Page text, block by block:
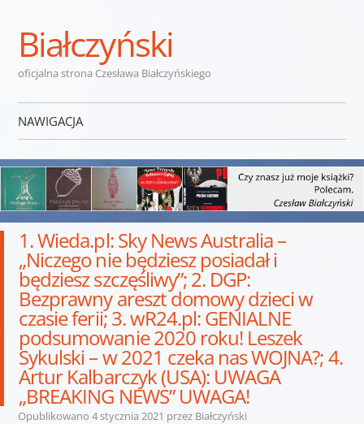
Białczyński
oficjalna strona Czesława Białczyńskiego
NAWIGACJA
1. Wieda.pl: Sky News Australia –
„Niczego nie będziesz posiadał i
będziesz szczęśliwy”; 2. DGP:
Bezprawny areszt domowy dzieci w
czasie ferii; 3. wR24.pl: GENIALNE
podsumowanie 2020 roku! Leszek
Sykulski – w 2021 czeka nas WOJNA?; 4.
Artur Kalbarczyk (USA): UWAGA
„BREAKING NEWS” UWAGA!
Opublikowano 4 stycznia 2021 przez Białczyński